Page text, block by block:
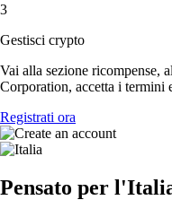
3
Gestisci crypto
Vai alla sezione ricompense,
Corporation, accetta i termini
Registrati ora
Pensato per